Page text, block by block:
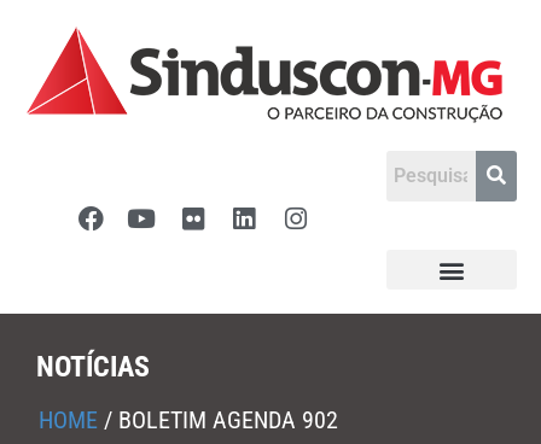
NOTÍCIAS
HOME / BOLETIM AGENDA 902